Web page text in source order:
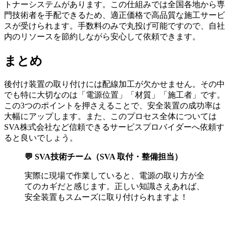
トナーシステムがあります。この仕組みでは全国各地から専
門技術者を手配できるため、適正価格で高品質な施工サービ
スが受けられます。手数料のみで丸投げ可能ですので、自社
内のリソースを節約しながら安心して依頼できます。
まとめ
後付け装置の取り付けには配線加工が欠かせません。その中
でも特に大切なのは「電源位置」「材質」「施工者」です。
この3つのポイントを押さえることで、安全装置の成功率は
大幅にアップします。また、このプロセス全体については
SVA株式会社など信頼できるサービスプロバイダーへ依頼す
ると良いでしょう。
💬 SVA技術チーム（SVA 取付・整備担当）
実際に現場で作業していると、電源の取り方が全
てのカギだと感じます。正しい知識さえあれば、
安全装置もスムーズに取り付けられますよ！